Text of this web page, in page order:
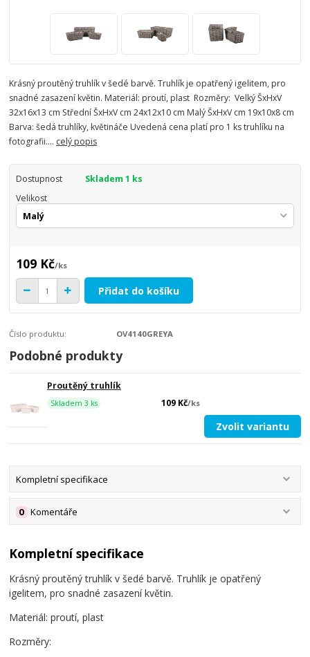
Krásný proutěný truhlík v šedé barvě. Truhlík je opatřený igelitem, pro
snadné zasazení květin. Materiál: proutí, plast Rozměry: Velký ŠxHxV
32x16x13 cm Střední ŠxHxV cm 24x12x10 cm Malý ŠxHxV cm 19x10x8 cm
Barva: šedá truhlíky, květináče Uvedená cena platí pro 1 ks truhlíku na
fotografii.... celý popis
Dostupnost
Skladem 1 ks
Velikost
109 Kč/ks
Přidat do košíku
Číslo produktu: OV4140GREYA
Podobné produkty
Proutěný truhlík
109 Kč/ks
Skladem 3 ks
Zvolit variantu
Kompletní specifikace
Komentáře
0
Kompletní specifikace
Krásný proutěný truhlík v šedé barvě. Truhlík je opatřený
igelitem, pro snadné zasazení květin.
Materiál: proutí, plast
Rozměry: